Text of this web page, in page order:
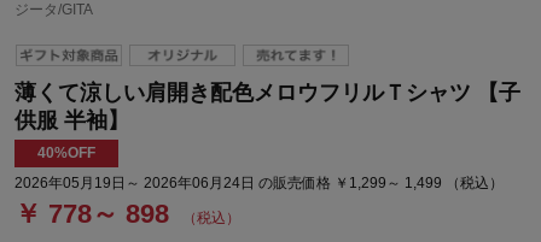
ジータ/GITA
薄くて涼しい肩開き配色メロウフリルＴシャツ 【子
供服 半袖】
40%OFF
2026年05月19日～ 2026年06月24日 の販売価格 ￥1,299～ 1,499 （税込）
￥ 778～ 898 （税込）